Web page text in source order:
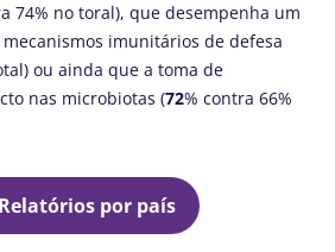
74% no toral), que desempenha um
imunitários de defesa
ou ainda que a toma de
nas microbiotas (72% contra 66%
Relatórios por país